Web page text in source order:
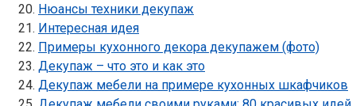
Нюансы техники декупаж
Интересная идея
Примеры кухонного декора декупажем (фото)
Декупаж – что это и как это
Декупаж мебели на примере кухонных шкафчиков